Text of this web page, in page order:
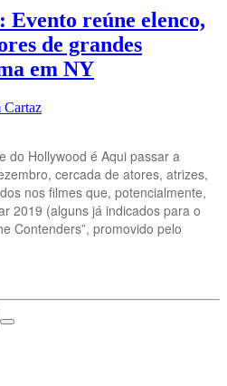
Evento reúne elenco,
de grandes
em NY
Cartaz
do Hollywood é Aqui passar a
cercada de atores, atrizes,
nos filmes que, potencialmente,
2019 (alguns já indicados para o
Contenders”, promovido pelo